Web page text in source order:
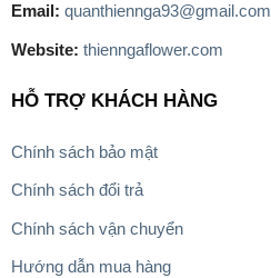
Email: quanthiennga93@gmail.com
Website: thienngaflower.com
HỖ TRỢ KHÁCH HÀNG
Chính sách bảo mật
Chính sách đổi trả
Chính sách vận chuyển
Hướng dẫn mua hàng